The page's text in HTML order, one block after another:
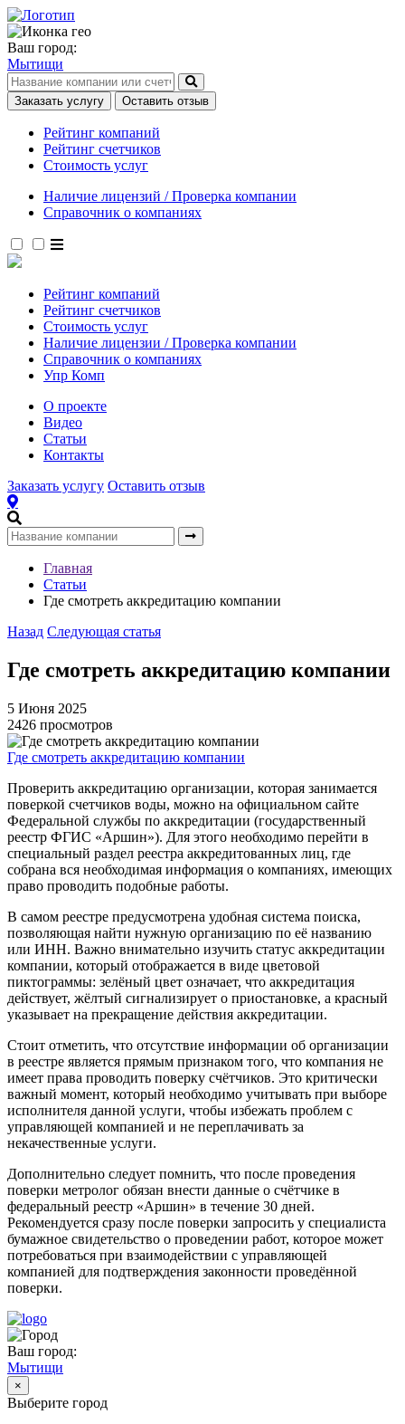
Ваш город:
Мытищи
Заказать услугу Оставить отзыв
Рейтинг компаний
Рейтинг счетчиков
Стоимость услуг
Наличие лицензий / Проверка компании
Справочник о компаниях
Рейтинг компаний
Рейтинг счетчиков
Стоимость услуг
Наличие лицензии / Проверка компании
Справочник о компаниях
Упр Комп
О проекте
Видео
Статьи
Контакты
Заказать услугу Оставить отзыв
Главная
Статьи
Где смотреть аккредитацию компании
Назад Следующая статья
Где смотреть аккредитацию компании
5 Июня 2025
2426 просмотров
Где смотреть аккредитацию компании
Проверить аккредитацию организации, которая занимается
поверкой счетчиков воды, можно на официальном сайте
Федеральной службы по аккредитации (государственный
реестр ФГИС «Аршин»). Для этого необходимо перейти в
специальный раздел реестра аккредитованных лиц, где
собрана вся необходимая информация о компаниях, имеющих
право проводить подобные работы.
В самом реестре предусмотрена удобная система поиска,
позволяющая найти нужную организацию по её названию
или ИНН. Важно внимательно изучить статус аккредитации
компании, который отображается в виде цветовой
пиктограммы: зелёный цвет означает, что аккредитация
действует, жёлтый сигнализирует о приостановке, а красный
указывает на прекращение действия аккредитации.
Стоит отметить, что отсутствие информации об организации
в реестре является прямым признаком того, что компания не
имеет права проводить поверку счётчиков. Это критически
важный момент, который необходимо учитывать при выборе
исполнителя данной услуги, чтобы избежать проблем с
управляющей компанией и не переплачивать за
некачественные услуги.
Дополнительно следует помнить, что после проведения
поверки метролог обязан внести данные о счётчике в
федеральный реестр «Аршин» в течение 30 дней.
Рекомендуется сразу после поверки запросить у специалиста
бумажное свидетельство о проведении работ, которое может
потребоваться при взаимодействии с управляющей
компанией для подтверждения законности проведённой
поверки.
Ваш город:
Мытищи
×
Выберите город